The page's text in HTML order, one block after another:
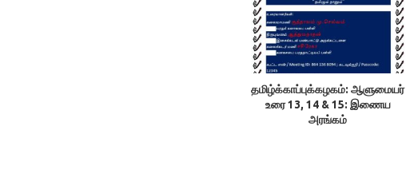
தமிழ்க்காப்புக்கழகம்: ஆளுமையர்
உரை 13, 14 & 15: இணைய
அரங்கம்